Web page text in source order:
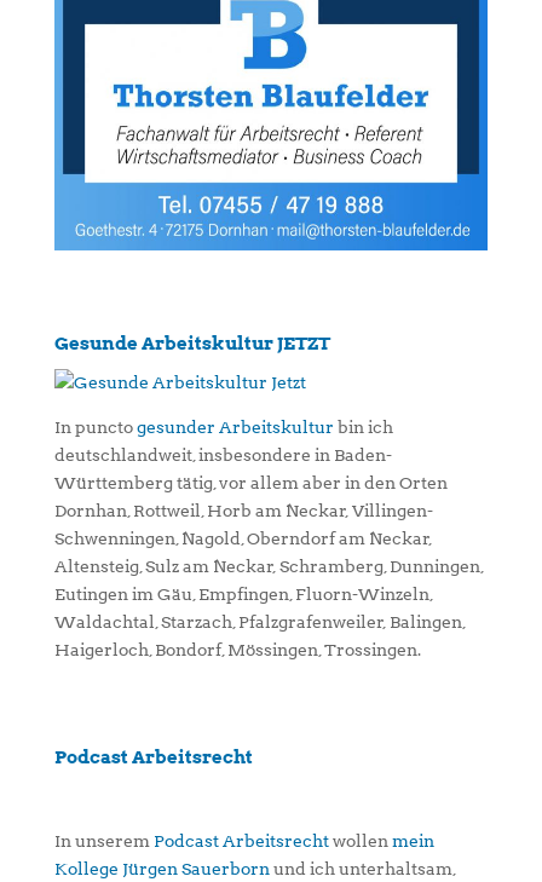
Gesunde Arbeitskultur JETZT
In punctogesunder Arbeitskultur bin ich
deutschlandweit, insbesondere in Baden-
Württemberg tätig, vor allem aber in den Orten
Dornhan, Rottweil, Horb am Neckar, Villingen-
Schwenningen, Nagold, Oberndorf am Neckar,
Altensteig, Sulz am Neckar, Schramberg, Dunningen,
Eutingen im Gäu, Empfingen, Fluorn-Winzeln,
Waldachtal, Starzach, Pfalzgrafenweiler, Balingen,
Haigerloch, Bondorf, Mössingen, Trossingen.
Podcast Arbeitsrecht
In unserem Podcast Arbeitsrechtwollen mein
Kollege Jürgen Sauerborn und ich unterhaltsam,